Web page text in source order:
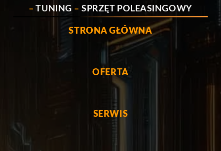
– TUNING – SPRZĘT POLEASINGOWY
STRONA GŁÓWNA
OFERTA
SERWIS